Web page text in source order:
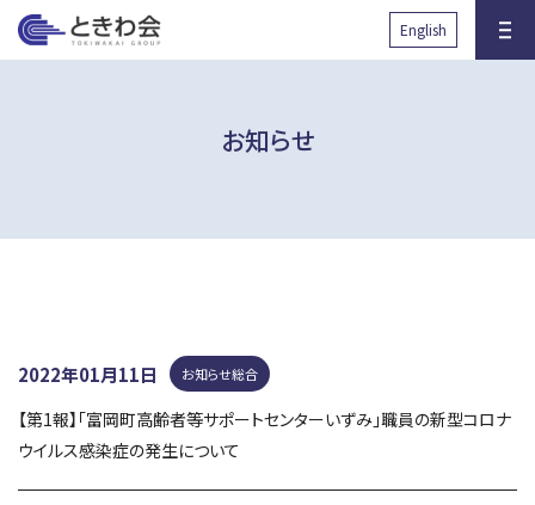
と
国際協力の取り組み
放射線被ばくに対する取り組
み
透析医療に関する取り組み
English
お知らせ
2022年01月11日 お知らせ総合
【第1報】「富岡町高齢者等サポートセンターいずみ」職員の新型コロナ
ウイルス感染症の発生について